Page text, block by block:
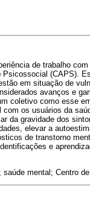
de trabalho
(CAPS).
em situação de
avanços e
coletivo como esse
os usuários da
da gravidade dos
elevar a
de transtorno
e
mental; Centro